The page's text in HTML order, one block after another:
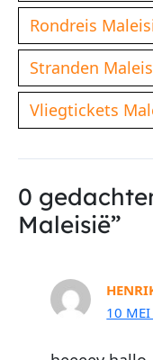
Rondreis
Stranden
Vliegtickets
0
Maleisië”
10